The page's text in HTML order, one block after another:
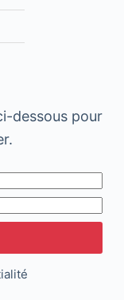
dessous pour